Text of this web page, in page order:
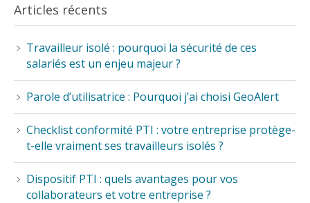
Articles récents
Travailleur isolé : pourquoi la sécurité de ces
salariés est un enjeu majeur ?
Parole d’utilisatrice : Pourquoi j’ai choisi GeoAlert
Checklist conformité PTI : votre entreprise protège-
t-elle vraiment ses travailleurs isolés ?
Dispositif PTI : quels avantages pour vos
collaborateurs et votre entreprise ?